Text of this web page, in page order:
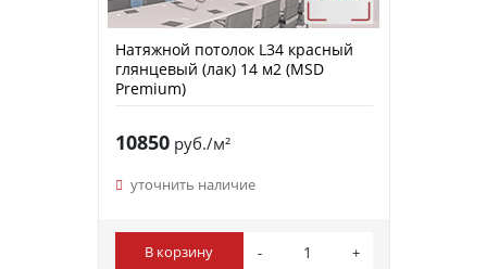
Натяжной потолок L34 красный
глянцевый (лак) 14 м2 (MSD
Premium)
10850руб./м²
уточнить наличие
В корзину